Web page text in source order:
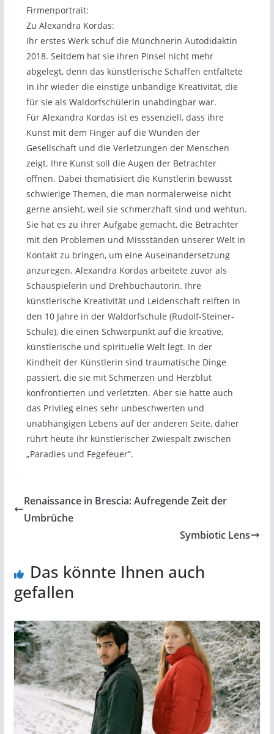
Firmenportrait:
Zu Alexandra Kordas:
Ihr erstes Werk schuf die Münchnerin Autodidaktin
2018. Seitdem hat sie ihren Pinsel nicht mehr
abgelegt, denn das künstlerische Schaffen entfaltete
in ihr wieder die einstige unbändige Kreativität, die
für sie als Waldorfschülerin unabdingbar war.
Für Alexandra Kordas ist es essenziell, dass ihre
Kunst mit dem Finger auf die Wunden der
Gesellschaft und die Verletzungen der Menschen
zeigt. Ihre Kunst soll die Augen der Betrachter
öffnen. Dabei thematisiert die Künstlerin bewusst
schwierige Themen, die man normalerweise nicht
gerne ansieht, weil sie schmerzhaft sind und wehtun.
Sie hat es zu ihrer Aufgabe gemacht, die Betrachter
mit den Problemen und Missständen unserer Welt in
Kontakt zu bringen, um eine Auseinandersetzung
anzuregen. Alexandra Kordas arbeitete zuvor als
Schauspielerin und Drehbuchautorin. Ihre
künstlerische Kreativität und Leidenschaft reiften in
den 10 Jahre in der Waldorfschule (Rudolf-Steiner-
Schule), die einen Schwerpunkt auf die kreative,
künstlerische und spirituelle Welt legt. In der
Kindheit der Künstlerin sind traumatische Dinge
passiert, die sie mit Schmerzen und Herzblut
konfrontierten und verletzten. Aber sie hatte auch
das Privileg eines sehr unbeschwerten und
unabhängigen Lebens auf der anderen Seite, daher
rührt heute ihr künstlerischer Zwiespalt zwischen
„Paradies und Fegefeuer“.
Renaissance in Brescia: Aufregende Zeit der
Umbrüche
Symbiotic Lens
Das könnte Ihnen auch
gefallen